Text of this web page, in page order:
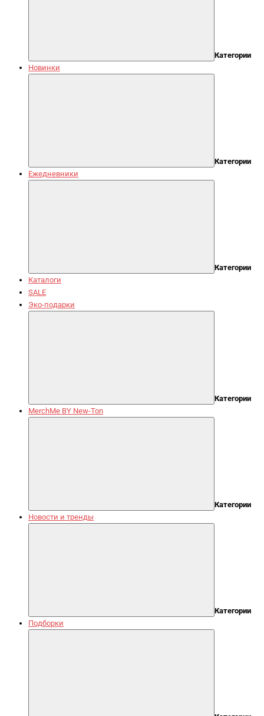
Категории
Новинки
Категории
Ежедневники
Категории
Каталоги
SALE
Эко-подарки
Категории
MerchMe BY New-Ton
Категории
Новости и тренды
Категории
Подборки